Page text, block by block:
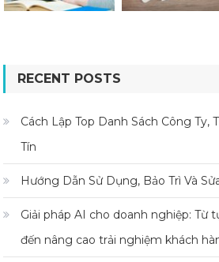
RECENT POSTS
Cách Lập Top Danh Sách Công Ty,
Tín
Hướng Dẫn Sử Dụng, Bảo Trì Và
Giải pháp AI cho doanh nghiệp: Từ
đến nâng cao trải nghiệm khách